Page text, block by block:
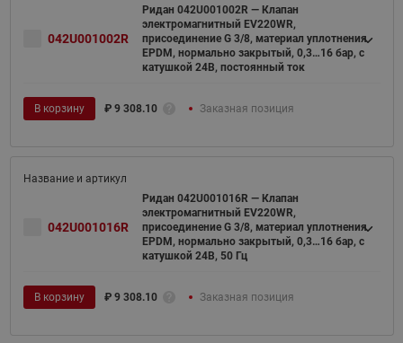
042U001002R
Ридан 042U001002R — Клапан
электромагнитный EV220WR,
присоединение G 3/8, материал уплотнения
EPDM, нормально закрытый, 0,3…16 бар, с
катушкой 24В, постоянный ток
В корзину ₽ 9 308.10 Заказная позиция
042U001016R
Ридан 042U001016R — Клапан
электромагнитный EV220WR,
присоединение G 3/8, материал уплотнения
EPDM, нормально закрытый, 0,3…16 бар, с
катушкой 24В, 50 Гц
В корзину ₽ 9 308.10 Заказная позиция